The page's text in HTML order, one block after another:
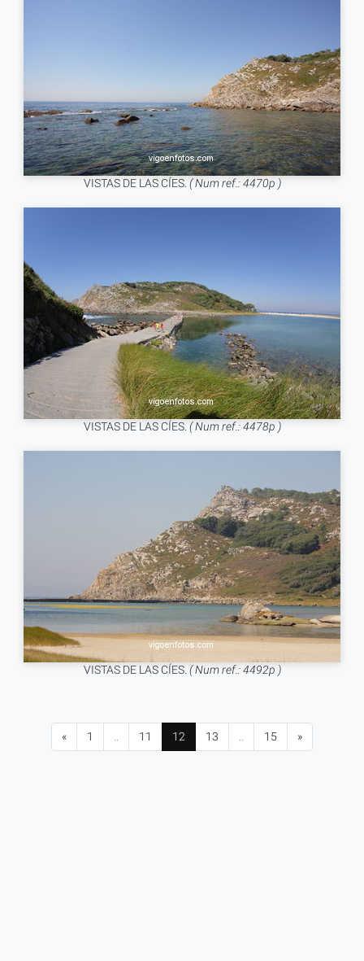
VISTAS DE LAS CÍES. ( Num ref.: 4470p )
VISTAS DE LAS CÍES. ( Num ref.: 4478p )
VISTAS DE LAS CÍES. ( Num ref.: 4492p )
« 1 11 12 13 15 »